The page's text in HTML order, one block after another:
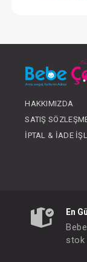
HAKKIMIZDA
SATIŞ
İPTAL & İADE
En
stok